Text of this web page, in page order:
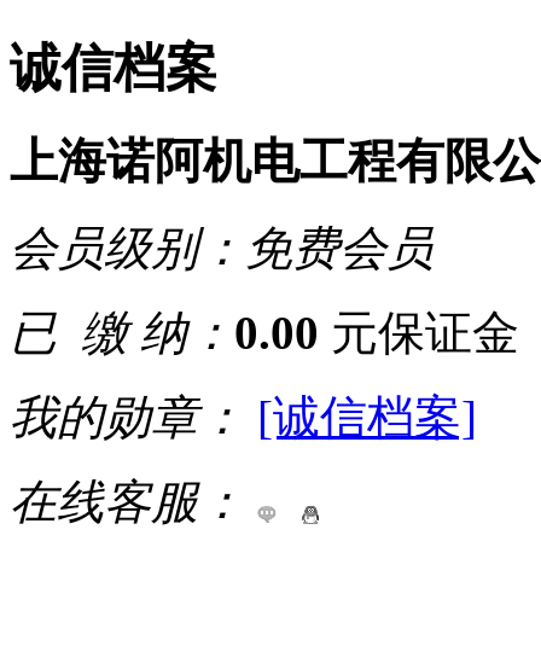
诚信档案
上海诺阿机电工程有限
会员级别： 免费会员
已 缴 纳： 0.00 元保证金
我的勋章： [诚信档案]
在线客服：